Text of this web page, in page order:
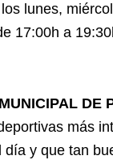
los lunes,
17:00h a
DE
más
día y que tan